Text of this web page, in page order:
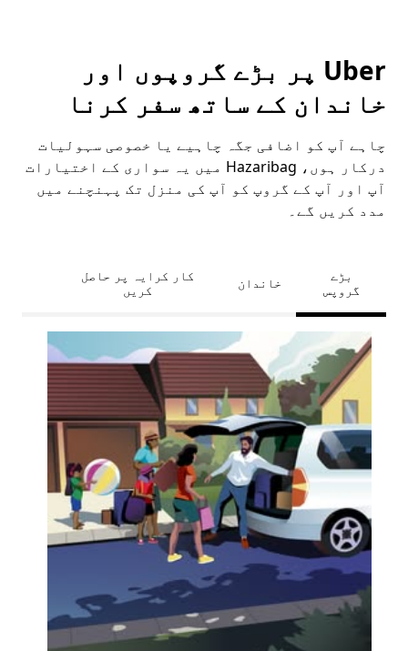
Uber پر بڑے گروپوں اور
خاندان کے ساتھ سفر کرنا
چاہے آپ کو اضافی جگہ چاہیے یا خصوصی سہولیات
درکار ہوں، Hazaribag میں یہ سواری کے اختیارات
آپ اور آپ کے گروپ کو آپ کی منزل تک پہنچنے میں
مدد کریں گے۔
بڑے
گروپس
خاندان
کار کرایہ پر حاصل
کریں